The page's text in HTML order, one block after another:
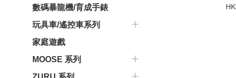
數碼暴龍機/育成手錶
玩具車/遙控車系列
家庭遊戲
MOOSE 系列